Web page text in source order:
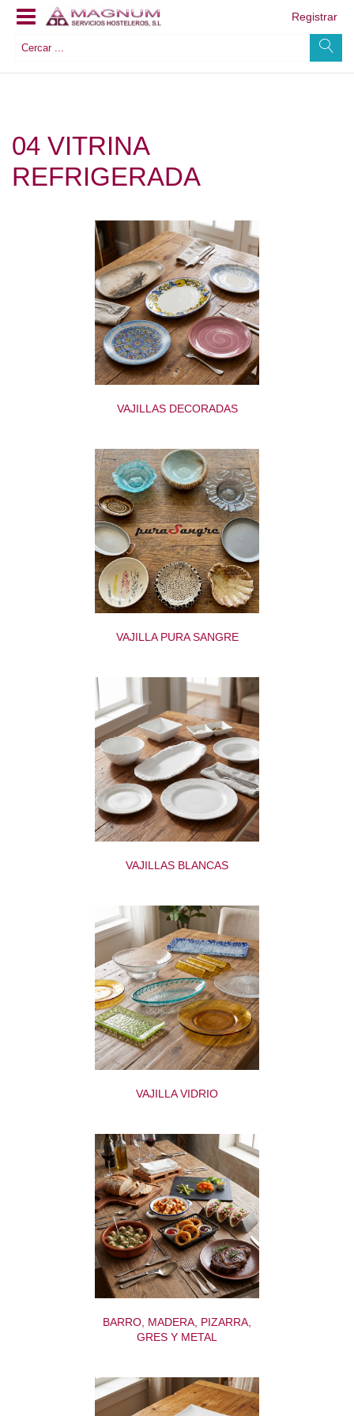
Registrar
04 VITRINA
REFRIGERADA
VAJILLAS DECORADAS
VAJILLA PURA SANGRE
VAJILLAS BLANCAS
VAJILLA VIDRIO
BARRO, MADERA, PIZARRA,
GRES Y METAL